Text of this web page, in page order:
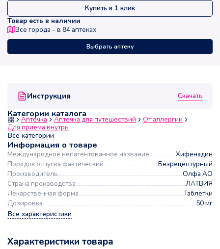
Инструкция Скачать
Категории каталога
Аптечка Аптечка для путешествий
От аллергии
Для приема внутрь
Все категории
Информация о товаре
Международное непатентованное название
Хифенадин
Порядок отпуска фактический
Безрецептурный
Производитель
Олфа АО
Страна производства
ЛАТВИЯ
Лекарственная форма
Таблетки
Дозировка
50 мг
Все характеристики
Характеристики товара
Купить в 1 клик
Товар есть в наличии
Все города – в 84 аптеках
Выбрать аптеку